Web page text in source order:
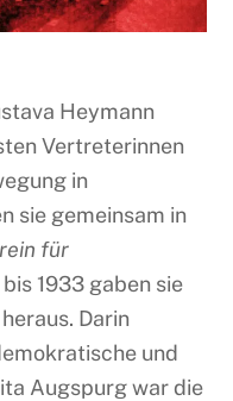
Heymann
Vertreterinnen
in
sie gemeinsam in
für
bis 1933 gaben sie
heraus. Darin
und
Augspurg war die